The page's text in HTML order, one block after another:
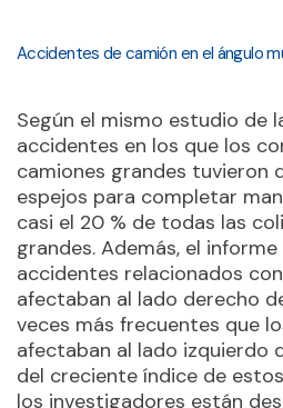
Accidentes de camión en el ángulo
Según el mismo estudio de
accidentes en los que los
camiones grandes tuvieron
espejos para completar
casi el 20 % de todas las
grandes. Además, el
accidentes relacionados
afectaban al lado derecho
veces más frecuentes que
afectaban al lado izquierdo
del creciente índice de
los investigadores están